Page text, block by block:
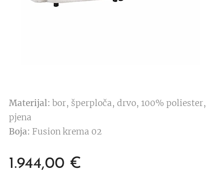
Materijal: bor, šperploča, drvo, 100% poliester,
pjena
Boja: Fusion krema 02
1.944,00 €